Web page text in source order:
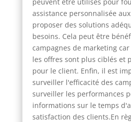
assistance personnalisée
proposer des solutions
besoins. Cela peut être
campagnes de marketing car
les offres sont plus ciblés et
pour le client. Enfin, il est
surveiller l'efficacité des
surveiller les performances
informations sur le temps
satisfaction des clients.En